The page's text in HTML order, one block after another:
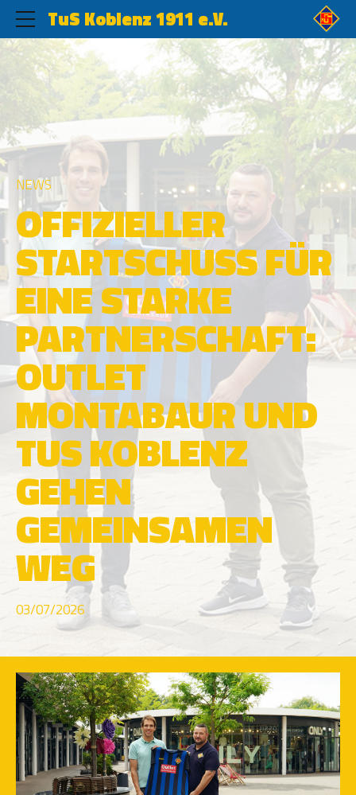
TuS Koblenz 1911 e.V.
NEWS
OFFIZIELLER
STARTSCHUSS FÜR
EINE STARKE
PARTNERSCHAFT:
OUTLET
MONTABAUR UND
TUS KOBLENZ
GEHEN
GEMEINSAMEN
WEG
03/07/2026